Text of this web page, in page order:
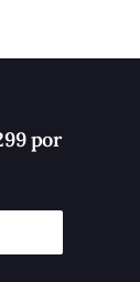
por